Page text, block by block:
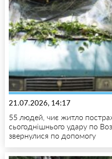
21.07.2026, 14:17
55 людей, чиє житло
сьогоднішнього удару по
звернулися по допомогу